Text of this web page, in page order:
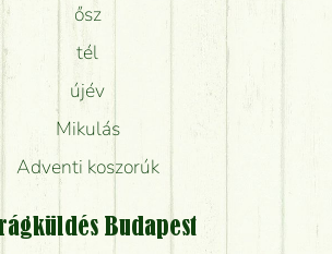
ősz
tél
újév
Mikulás
Adventi koszorúk
Budapest